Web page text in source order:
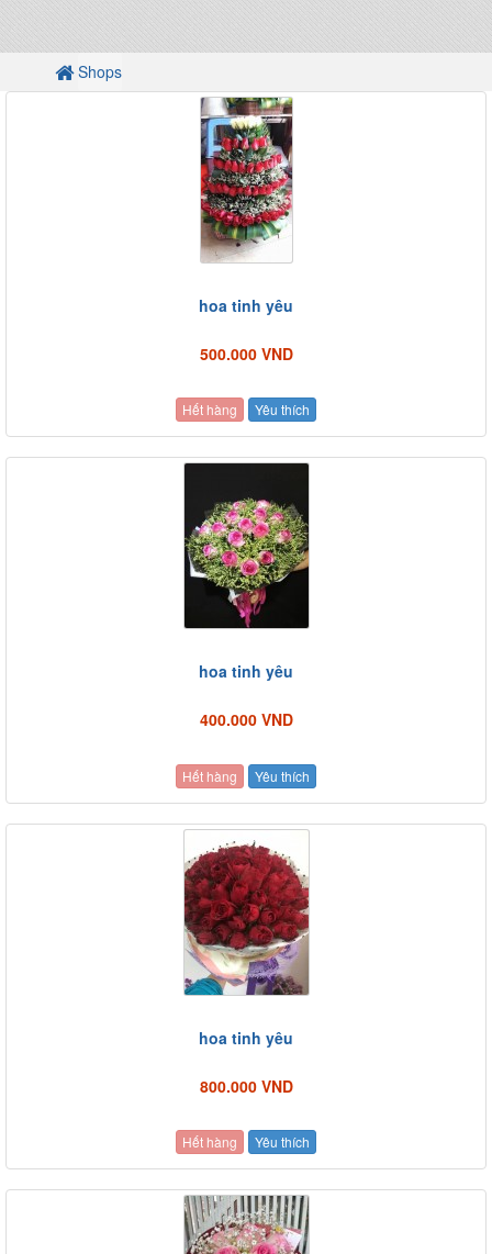
Shops
hoa tinh yêu
500.000 VND
Hết hàng Yêu thích
hoa tinh yêu
400.000 VND
Hết hàng Yêu thích
hoa tinh yêu
800.000 VND
Hết hàng Yêu thích